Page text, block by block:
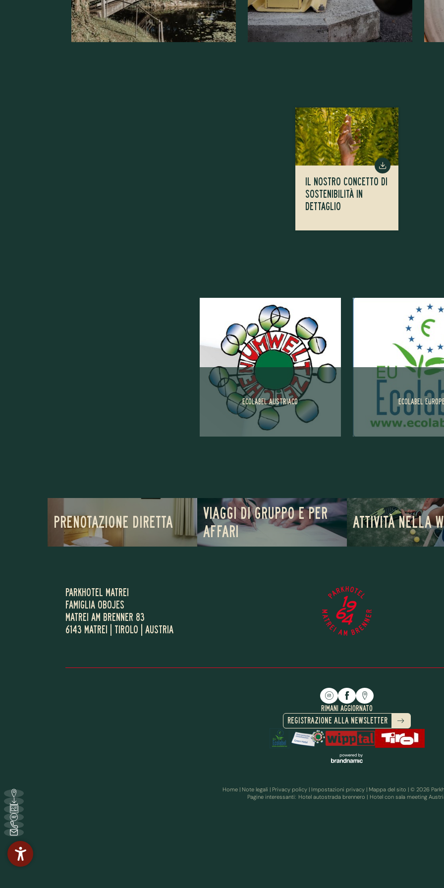
Più di 120 m² di
isolamento totale sul tetto
75 m² dipannelli solariper riscaldare l’acqua in modo naturale
Sostituzione e rinnovo del boiler per l’acqua calda e della stazione per la
Conversione delle
pompe di riscaldamento da meccaniche a elettroniche
Proteggete la flora e la fauna della Wipptal
IL NOSTRO CONCETTO DI
SOSTENIBILITÀ IN
DETTAGLIO
ECOLABEL AUSTRIACO ECOLABEL
PRENOTAZIONE DIRETTA
VIAGGI DI GRUPPO E PER
AFFARI
ATTIVITÀ NELLA
PARKHOTEL MATREI
FAMIGLIA OBOJES
MATREI AM BRENNER 83
6143 MATREI | TIROLO | AUSTRIA
RIMANI AGGIORNATO
REGISTRAZIONE ALLA NEWSLETTER
Home | Note legali | Privacy policy | Impostazioni privacy | Mappa del sito | © 2026
Pagine interessanti: Hotel autostrada brennero | Hotel con sala meeting
REGISTRAZIONE ALLA NEWSLETTER
Signor Signora
Cognome*
Invia